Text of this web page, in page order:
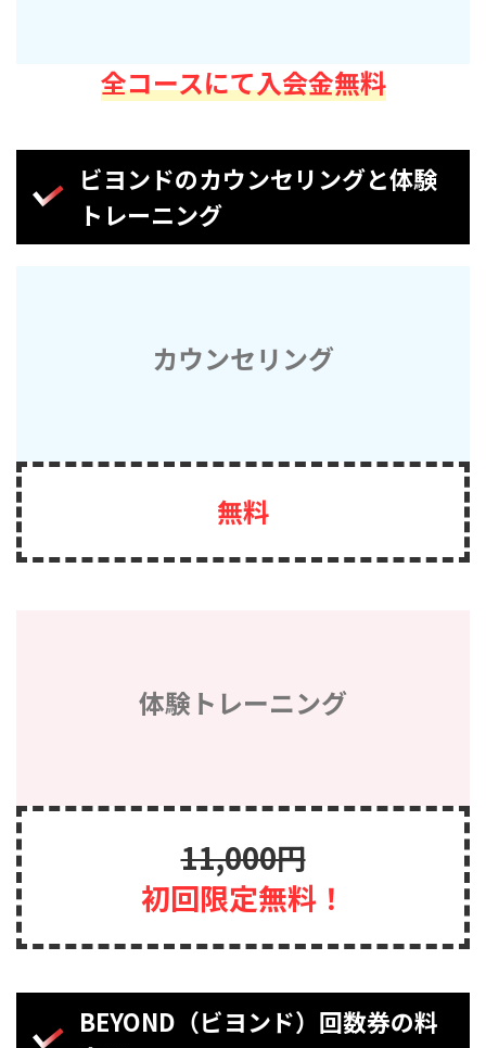
全コースにて入会金無料
ビヨンドのカウンセリングと体験
トレーニング
カウンセリング
無料
体験トレーニング
11,000円
初回限定無料！
BEYOND（ビヨンド）回数券の料